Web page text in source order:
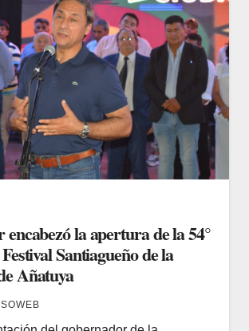
encabezó la apertura de la 54°
Santiagueño de la
Añatuya